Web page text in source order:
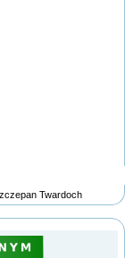
Twardoch